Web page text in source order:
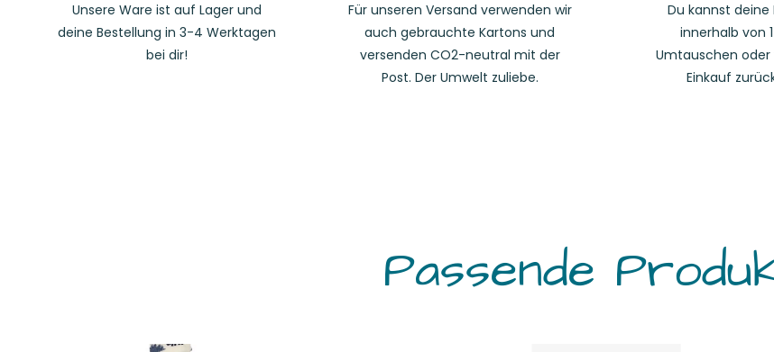
Unsere Ware ist auf Lager und
deine Bestellung in 3-4 Werktagen
bei dir!
Für unseren Versand verwenden wir
auch gebrauchte Kartons und
versenden CO2-neutral mit der
Post. Der Umwelt zuliebe.
Du kannst deine
innerhalb von
Umtauschen
Einkauf
Passende